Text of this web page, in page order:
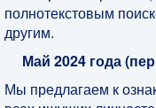
полнотекстовым
другим.
Май 2024 года
Мы предлагаем к